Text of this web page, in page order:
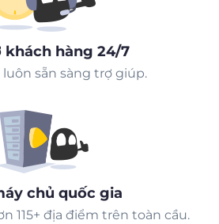
khách hàng 24/7
sẵn sàng trợ giúp.
chủ quốc gia
115+ địa điểm trên toàn cầu.